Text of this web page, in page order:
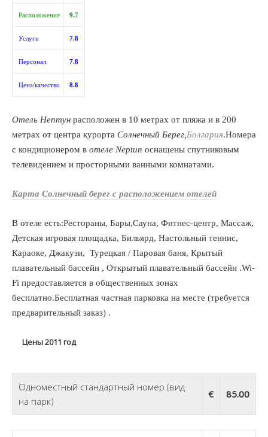
Расположение 9.7
Услуги 7.8
Персонал 7.8
Цена/качество 8.8
Отель Нептун расположен в 10 метрах от пляжа и в 200
метрах от центра курорта Солнечный Берег, Болгария.Номера
с кондиционером в отеле Neptun оснащены спутниковым
телевидением и просторными ванными комнатами.
Карта Солнечный берег с расположением отелей
В отеле есть:Рестораны, Бары,Сауна, Фитнес-центр, Массаж,
Детская игровая площадка, Бильярд, Настольный теннис,
Караоке, Джакузи, Турецкая / Паровая баня, Крытый
плавательный бассейн , Открытый плавательный бассейн .Wi-
Fi предоставляется в общественных зонах
бесплатно.Бесплатная частная парковка на месте (требуется
предварительный заказ) .
Цены 2011 год
Одноместный стандартный номер (вид
на парк)
€ 85.00